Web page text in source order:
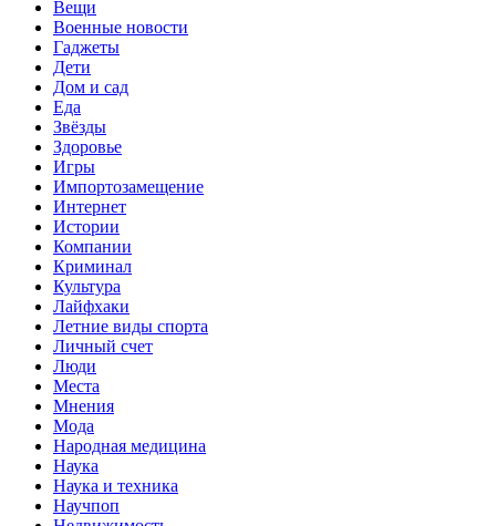
Вещи
Военные новости
Гаджеты
Дети
Дом и сад
Еда
Звёзды
Здоровье
Игры
Импортозамещение
Интернет
Истории
Компании
Криминал
Культура
Лайфхаки
Летние виды спорта
Личный счет
Люди
Места
Мнения
Мода
Народная медицина
Наука
Наука и техника
Научпоп